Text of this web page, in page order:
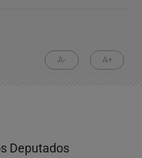
A- A+
Deputados